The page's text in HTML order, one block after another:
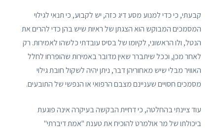
קבעתי, כי כדי למנוע מסע דיג כזה, יש לקבוע, כי תנאי לגילוי
המסמכים המבוקש הוא הצגתן של ראיות שיש בהן כדי להרים את
הנטל, ולו הראשוני, לקיומו של בסיס עובדתי כלשהו לאמירות. רק
לאחר מכן, וככל שיתברר שאין מדובר באמירות שהופרחו לחלל
האוויר מבלי שיש מאחוריהן דבר, ניתן יהיה לשקול חובת גילוי
מסמכים חסויים שעניינם מצבם הרפואי או הנפשי של התובעים.
עוד ציינתי בהחלטה, כי דחיית הבקשה בעיקרה אינה פוגעת
ביכולתו של מר אולמרט להוכיח את טענת "אמת דיברתי"